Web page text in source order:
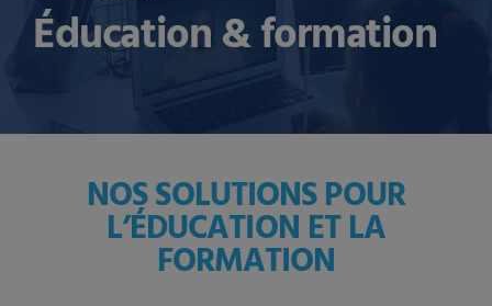
Éducation & formation
NOS SOLUTIONS POUR
L’ÉDUCATION ET LA
FORMATION